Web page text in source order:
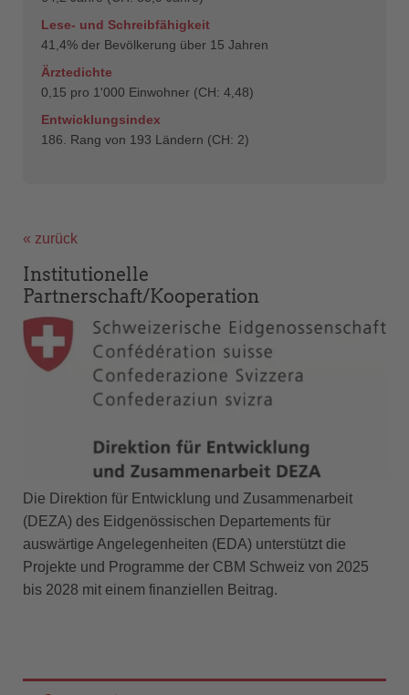
Lese- und Schreibfähigkeit
41,4% der Bevölkerung über 15 Jahren
Ärztedichte
0,15 pro 1'000 Einwohner (CH: 4,48)
Entwicklungsindex
186. Rang von 193 Ländern (CH: 2)
« zurück
Institutionelle
Partnerschaft/Kooperation
Die Direktion für Entwicklung und Zusammenarbeit
(DEZA) des Eidgenössischen Departements für
auswärtige Angelegenheiten (EDA) unterstützt die
Projekte und Programme der CBM Schweiz von 2025
bis 2028 mit einem finanziellen Beitrag.